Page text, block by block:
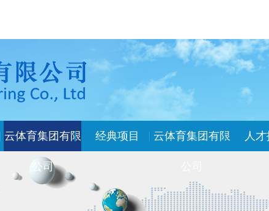
云体育集团有限
公司
经典项目 云体育集团有限 人